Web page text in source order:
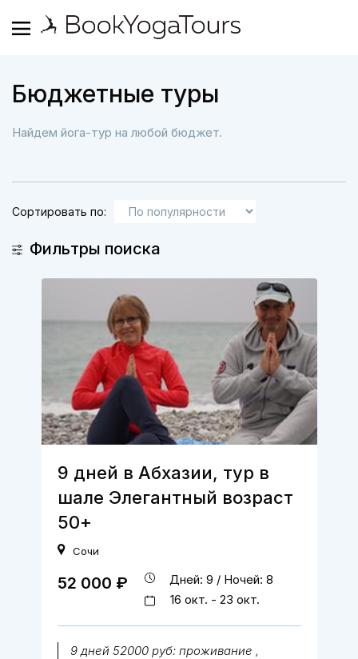
Бюджетные туры
Найдем йога-тур на любой бюджет.
Сортировать по:
Фильтры поиска
9 дней в Абхазии, тур в
шале Элегантный возраст
50+
Сочи
9 дней 52000 руб: проживание ,
52 000 ₽
Дней: 9 / Ночей: 8
16 окт. - 23 окт.